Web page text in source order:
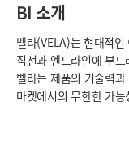
BI 소개
벨라(VELA)는 현대적
직선과 엔드라인에 부
벨라는 제품의 기술력
마켓에서의 무한한 가